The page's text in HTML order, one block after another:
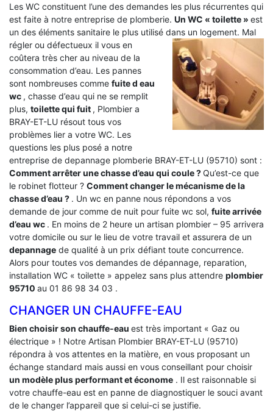
Les WC constituent l’une des demandes les plus récurrentes qui
est faite à notre entreprise de plomberie. Un WC « toilette » est
un des éléments sanitaire le plus utilisé dans un logement. Mal
régler ou défectueux il vous en
coûtera très cher au niveau de la
consommation d’eau. Les pannes
sont nombreuses comme fuite d eau
wc , chasse d’eau qui ne se remplit
plus, toilette qui fuit , Plombier a
BRAY-ET-LU résout tous vos
problèmes lier a votre WC. Les
questions les plus posé a notre
entreprise de depannage plomberie BRAY-ET-LU (95710) sont :
Comment arrêter une chasse d’eau qui coule ?Qu’est-ce que
le robinet flotteur ? Comment changer le mécanisme de la
chasse d’eau ? . Un wc en panne nous répondons a vos
demande de jour comme de nuit pour fuite wc sol, fuite arrivée
d’eau wc . En moins de 2 heure un artisan plombier – 95 arrivera
votre domicile ou sur le lieu de votre travail et assurera de un
depannage de qualité à un prix défiant toute concurrence.
Alors pour toutes vos demandes de dépannage, reparation,
installation WC « toilette » appelez sans plus attendre plombier
95710 au 01 86 98 34 03 .
CHANGER UN CHAUFFE-EAU
Bien choisir son chauffe-eau est très important « Gaz ou
électrique » ! Notre Artisan Plombier BRAY-ET-LU (95710)
répondra à vos attentes en la matière, en vous proposant un
échange standard mais aussi en vous conseillant pour choisir
un modèle plus performant et économe . Il est raisonnable si
votre chauffe-eau est en panne de diagnostiquer le souci avant
de le changer l’appareil que si celui-ci se justifie.